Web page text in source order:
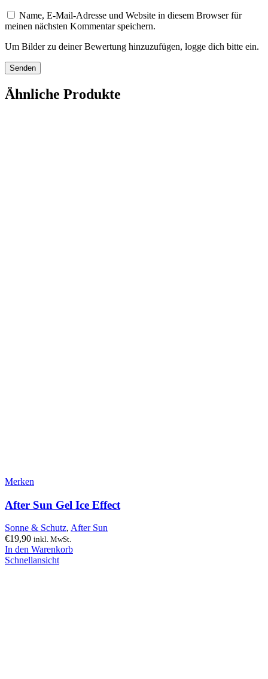
Name, E-Mail-Adresse und Website in diesem Browser für
meinen nächsten Kommentar speichern.
Um Bilder zu deiner Bewertung hinzuzufügen, logge dich bitte ein.
Ähnliche Produkte
Merken
After Sun Gel Ice Effect
Sonne & Schutz, After Sun
€19,90 inkl. MwSt.
In den Warenkorb
Schnellansicht